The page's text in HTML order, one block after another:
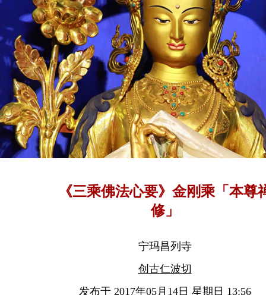
《三乘佛法心要》金刚乘「本尊
修」
宁玛昌列寺
创古仁波切
发布于 2017年05月14日 星期日 13:56